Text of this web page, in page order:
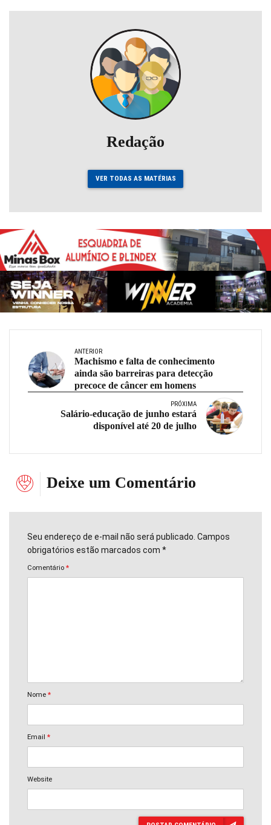
Redação
VER TODAS AS MATÉRIAS
ANTERIOR
Machismo e falta de conhecimento
ainda são barreiras para detecção
precoce de câncer em homens
PRÓXIMA
Salário-educação de junho estará
disponível até 20 de julho
Deixe um Comentário
Seu endereço de e-mail não será publicado. Campos
obrigatórios estão marcados com *
Comentário *
Nome *
Email *
Website